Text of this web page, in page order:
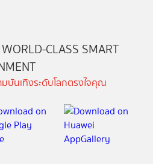
CLASS SMART
บันเทิงระดับโลกตรงใจคุณ